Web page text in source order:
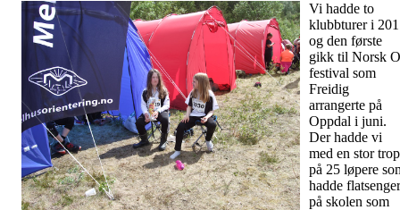
Vi hadde to
klubbturer i
og den første
gikk til Norsk
festival som
Freidig
arrangerte på
Oppdal i juni.
Der hadde vi
med en stor
på 25 løpere
hadde flatsenger
på skolen som